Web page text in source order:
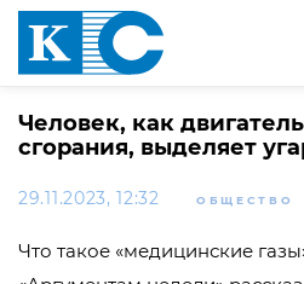
Человек, как
сгорания, выделяет
29.11.2023, 12:32 ОБЩЕСТВО
Что такое «медицинские